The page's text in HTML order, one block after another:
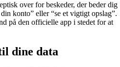
over for beskeder, der beder dig
konto” eller “se et vigtigt opslag”.
på den officielle app i stedet for at
dine data